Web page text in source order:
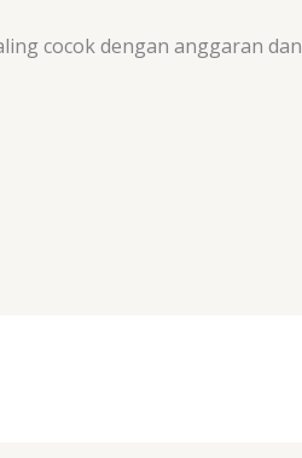
cocok dengan anggaran dan